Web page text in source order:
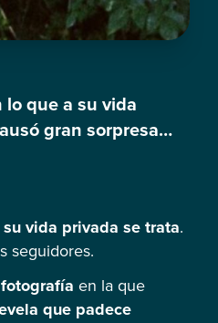
que a su vida
gran sorpresa
vida privada se trata.
seguidores.
en la que
que padece